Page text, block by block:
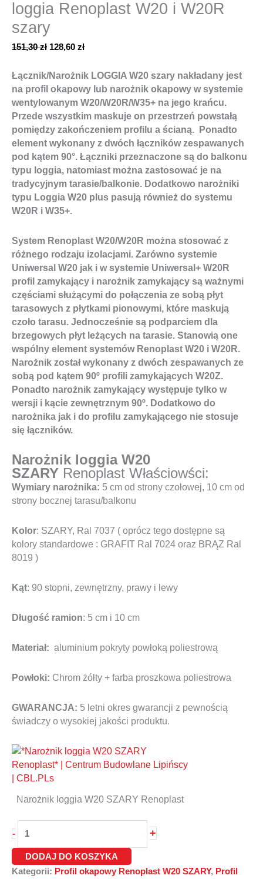
loggia Renoplast W20 i W20R
szary
151,30zł 128,60 zł
Łącznik/Narożnik LOGGIA W20 szary nakładany jest
na profil okapowy lub narożnik okapowy w systemie
wentylowanym W20/W20R/W35+ na jego krańcu.
Przede wszystkim maskuje on przestrzeń powstałą
pomiędzy zakończeniem profilu a ścianą. Ponadto
element wykonany z dwóch łączników zespawanych
pod kątem 90°. Łączniki przeznaczone są do balkonu
typu loggia, natomiast można zastosować je na
tradycyjnym tarasie/balkonie. Dodatkowo narożniki
typu Loggia W20 plus pasują również do systemu
W20R i W35+.
System Renoplast W20/W20R można stosować z
różnego rodzaju izolacjami. Zarówno systemie
Uniwersal W20 jak i w systemie Uniwersal+ W20R
profil zamykający i narożnik zamykający są ważnymi
częściami służącymi do połączenia ze sobą płyt
tarasowych z płytkami pionowymi, które maskują
czoło tarasu. Jednocześnie są podparciem dla
brzegowych płyt leżących na tarasie. Stanowią one
wspólny element systemów Renoplast W20 i W20R.
Narożnik został wykonany z dwóch zespawanych ze
sobą pod kątem 90º profili zamykających W20Z.
Ponadto narożnik zamykający występuje tylko w
wersji i kącie zewnętrznym 90º. Dodatkowo do
narożnika jak i do profilu zamykającego nie stosuje
się łączników.
Narożnik loggia W20
SZARY Renoplast Właściowści:
Wymiary narożnika: 5 cm od strony czołowej, 10 cm od
strony bocznej tarasu/balkonu
Kolor: SZARY, Ral 7037 ( oprócz tego dostępne są
kolory standardowe : GRAFIT Ral 7024 oraz BRĄZ Ral
8019 )
Kąt: 90 stopni, zewnętrzny, prawy i lewy
Długość ramion: 5 cm i 10 cm
Materiał: aluminium pokryty powłoką poliestrową
Powłoki: Chrom żółty + farba proszkowa poliestrowa
GWARANCJA: 5 letni okres gwarancji z pewnością
świadczy o wysokiej jakości produktu.
Narożnik loggia W20 SZARY Renoplast
- +
DODAJ DO KOSZYKA
Kategorii: Profil okapowy Renoplast W20 SZARY, Profil